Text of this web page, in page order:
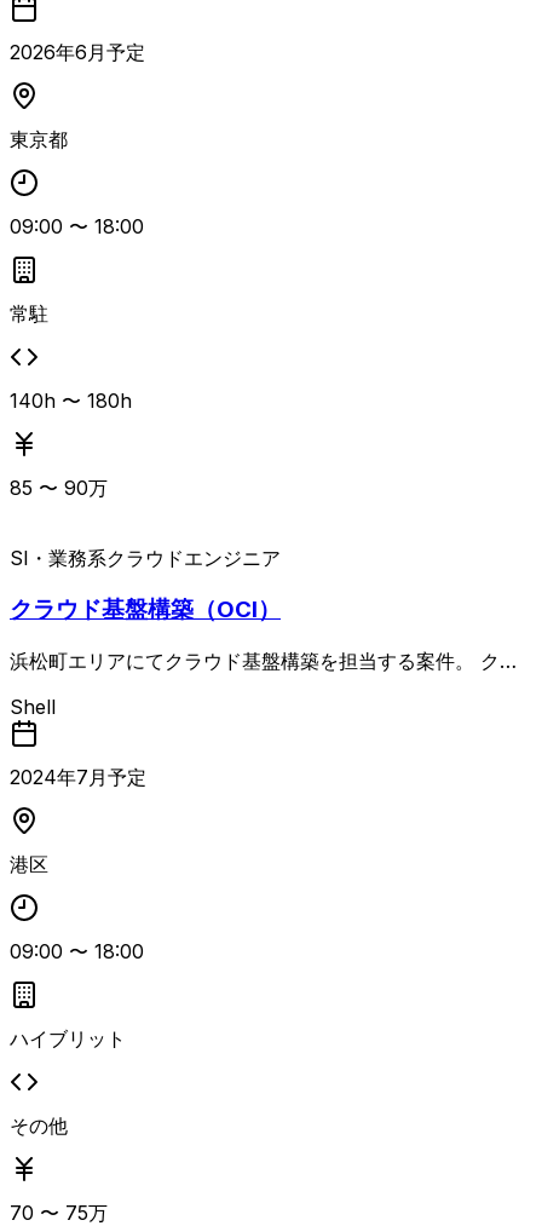
設計・開発・テスト・リリース対応に加え、保守・監視・ト
ラブルシュート・バグ修正、アーキテクチャ見直しやリファ
クタリング、負荷試験・性能改善などを継続的に行います。
フロントエンド・バックエンドなどアプリ開発チームと密に
ートも求められます。 〈開発環境〉 ・クラウド/OS：AWS
（VPC, EC2, RDS, S3 ほか）、Linux ・ミドルウェア：Ap
ache, Nginx, MySQL ・CI/CD：GitHub Actions, Jenkins,
GitLab CI ・IaC：Ansible, Terraform, CloudFormation ・
監視/可視化：Zabbix, Grafana, Prometheus ・開発手法：
アジャイル
2026年6 月予定
東京都
09:00 〜 18:00
常駐
140h 〜 180h
85 〜 90万
SI・業務系クラウドエンジニア
クラウド基盤構築（OCI）
浜松町エリアにてクラウド基盤構築を担当する案件。 クラ
ケーション導入、アーキテクチャ設計、クラウド環境の構築
および運用支援などを一貫して対応いただきます。 クラウ
ド設計・構築経験およびLinux環境の構築・運用経験を必須
とし、OCIやAWS、Kubernetes、クラウドセキュリティ設
計、複数VPC環境でのネットワーク設計、ゼロトラストア
長期想定のインフラ・クラウド基盤案件で、PM経験がある
方は上流設計や推進面も期待されています。
Shell
2024年7 月予定
港区
09:00 〜 18:00
ハイブリット
その他
70 〜 75万